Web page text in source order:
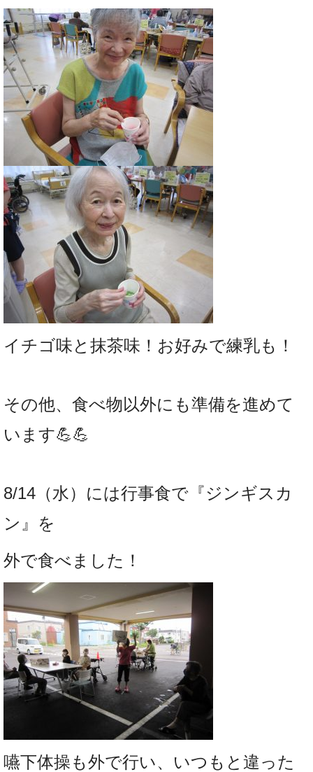
イチゴ味と抹茶味！ お好みで練乳も！
その他、食べ物以外にも準備を進めて
います💪💪
8/14（水）には行事食で『ジンギスカ
ン』を
外で食べました！
嚥下体操も外で行い、いつもと違った